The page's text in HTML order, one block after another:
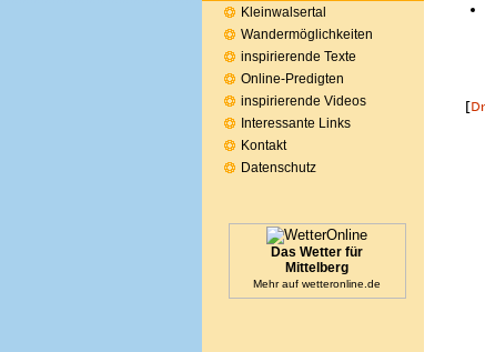
Kleinwalsertal
Wandermöglichkeiten
inspirierende Texte
Online-Predigten
inspirierende Videos
Interessante Links
Kontakt
Datenschutz
Das Wetter für
Mittelberg
Mehr auf wetteronline.de